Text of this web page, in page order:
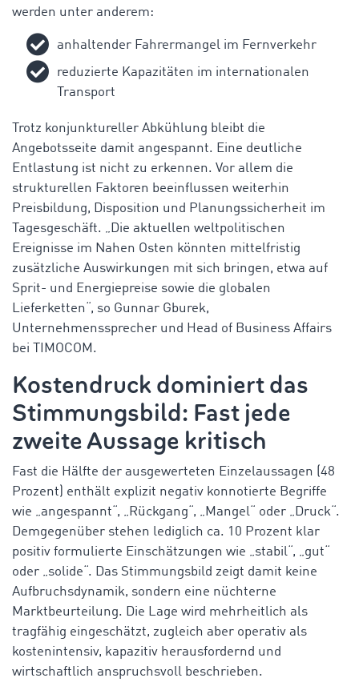
werden unter anderem:
anhaltender Fahrermangel im Fernverkehr
reduzierte Kapazitäten im internationalen
Transport
Trotz konjunktureller Abkühlung bleibt die
Angebotsseite damit angespannt. Eine deutliche
Entlastung ist nicht zu erkennen. Vor allem die
strukturellen Faktoren beeinflussen weiterhin
Preisbildung, Disposition und Planungssicherheit im
Tagesgeschäft. „Die aktuellen weltpolitischen
Ereignisse im Nahen Osten könnten mittelfristig
zusätzliche Auswirkungen mit sich bringen, etwa auf
Sprit- und Energiepreise sowie die globalen
Lieferketten“, so Gunnar Gburek,
Unternehmenssprecher und Head of Business Affairs
bei TIMOCOM.
Kostendruck dominiert das
Stimmungsbild: Fast jede
zweite Aussage kritisch
Fast die Hälfte der ausgewerteten Einzelaussagen (48
Prozent) enthält explizit negativ konnotierte Begriffe
wie „angespannt“, „Rückgang“, „Mangel“ oder „Druck“.
Demgegenüber stehen lediglich ca. 10 Prozent klar
positiv formulierte Einschätzungen wie „stabil“, „gut“
oder „solide“. Das Stimmungsbild zeigt damit keine
Aufbruchsdynamik, sondern eine nüchterne
Marktbeurteilung. Die Lage wird mehrheitlich als
tragfähig eingeschätzt, zugleich aber operativ als
kostenintensiv, kapazitiv herausfordernd und
wirtschaftlich anspruchsvoll beschrieben.